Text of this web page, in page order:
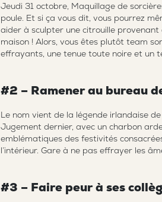
Jeudi 31 octobre, Maquillage de
poule. Et si ça vous dit, vous pourrez
aider à sculpter une citrouille
maison ! Alors, vous êtes plutôt team
effrayants, une tenue toute noire et un
#2 – Ramener au bureau
Le nom vient de la légende irlandaise
Jugement dernier, avec un charbon
emblématiques des festivités
l’intérieur. Gare à ne pas effrayer les
#3 – Faire peur à ses